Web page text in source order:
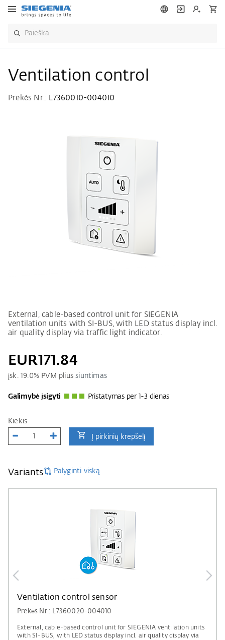
Ventilation control
Prekės Nr.: L7360010-004010
External, cable-based control unit for SIEGENIA
ventilation units with SI-BUS, with LED status display incl.
air quality display via traffic light indicator.
EUR171.84
įsk. 19.0% PVM pliussiuntimas
Galimybė įsigyti Pristatymas per 1-3 dienas
Kiekis
Į pirkinių krepšelį
Variants Palyginti viską
Ventilation control sensor
Prekės Nr.: L7360020-004010
External, cable-based control unit for SIEGENIA ventilation units
with SI-BUS, with LED status display incl. air quality display via